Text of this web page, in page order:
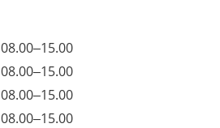
08.00–15.00
08.00–15.00
08.00–15.00
08.00–15.00